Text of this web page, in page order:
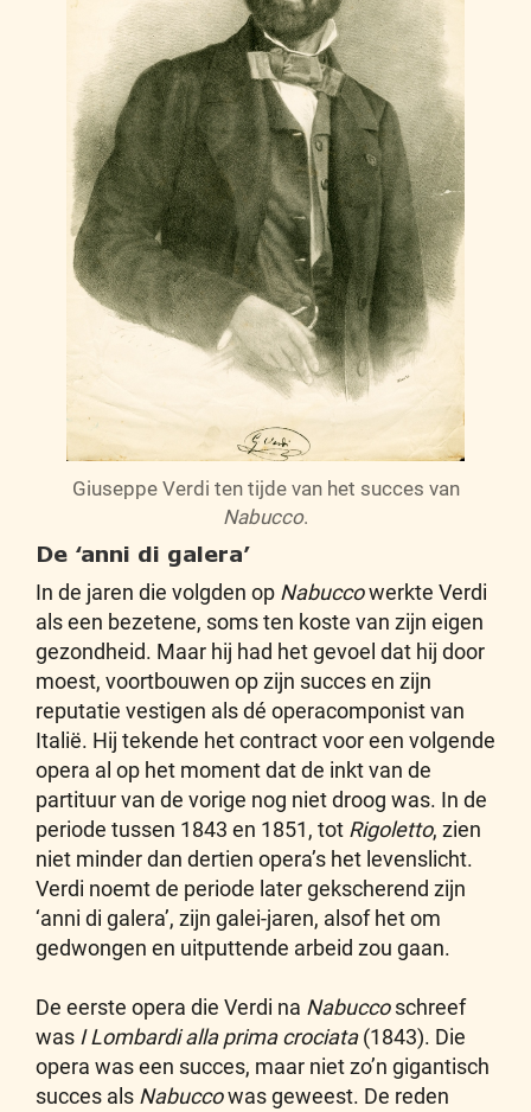
Giuseppe Verdi ten tijde van het succes van
Nabucco.
De ‘anni di galera’
In de jaren die volgden op Nabuccowerkte Verdi
als een bezetene, soms ten koste van zijn eigen
gezondheid. Maar hij had het gevoel dat hij door
moest, voortbouwen op zijn succes en zijn
reputatie vestigen als dé operacomponist van
Italië. Hij tekende het contract voor een volgende
opera al op het moment dat de inkt van de
partituur van de vorige nog niet droog was. In de
periode tussen 1843 en 1851, tot Rigoletto, zien
niet minder dan dertien opera’s het levenslicht.
Verdi noemt de periode later gekscherend zijn
‘anni di galera’, zijn galei-jaren, alsof het om
gedwongen en uitputtende arbeid zou gaan.
De eerste opera die Verdi na Nabuccoschreef
was I Lombardi alla prima crociata(1843). Die
opera was een succes, maar niet zo’n gigantisch
succes als Nabuccowas geweest. De reden